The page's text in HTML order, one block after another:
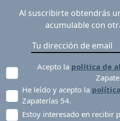
Al suscribirte obtendrás
acumulable con
Acepto la política de
He leído y acepto la
Zapaterías 54.
Estoy interesado en recibir